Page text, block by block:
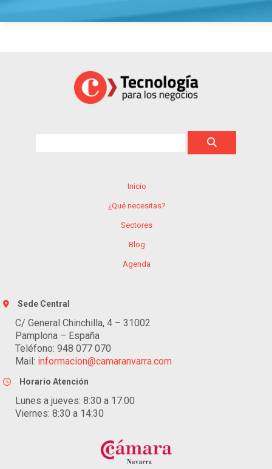
Inicio
¿Qué necesitas?
Sectores
Blog
Agenda
Sede Central
C/ General Chinchilla, 4 – 31002
Pamplona – España
Teléfono: 948 077 070
Mail: informacion@camaranvarra.com
Horario Atención
Lunes a jueves: 8:30 a 17:00
Viernes: 8:30 a 14:30